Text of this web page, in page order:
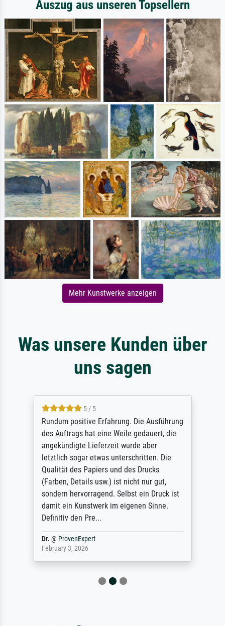
Auszug aus unseren Topsellern
Mehr Kunstwerke anzeigen
Was unsere Kunden über
uns sagen
5 / 5
Rundum positive Erfahrung. Die Ausführung
des Auftrags hat eine Weile gedauert, die
angekündigte Lieferzeit wurde aber
letztlich sogar etwas unterschritten. Die
Qualität des Papiers und des Drucks
(Farben, Details usw.) ist nicht nur gut,
sondern hervorragend. Selbst ein Druck ist
damit ein Kunstwerk im eigenen Sinne.
Definitiv den Pre...
Dr. @ ProvenExpert
February 3, 2026